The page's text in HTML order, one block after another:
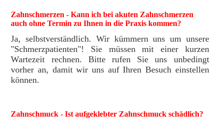
Zahnschmerzen - Kann ich bei akuten Zahnschmerzen
auch ohne Termin zu Ihnen in die Praxis kommen?
Ja, selbstverständlich. Wir kümmern uns um unsere
"Schmerzpatienten"! Sie müssen mit einer kurzen
Wartezeit rechnen. Bitte rufen Sie uns unbedingt
vorher an, damit wir uns auf Ihren Besuch einstellen
können.
Zahnschmuck - Ist aufgeklebter Zahnschmuck schädlich?